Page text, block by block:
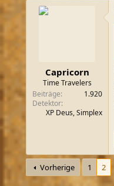
Capricorn
Time Travelers
Beiträge
1.920
Detektor
XP Deus, Simplex
Vorherige 1 2